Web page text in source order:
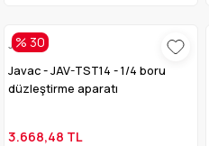
% 30
Javac
Javac - JAV-TST14 - 1/4 boru
düzleştirme aparatı
3.668,48 TL